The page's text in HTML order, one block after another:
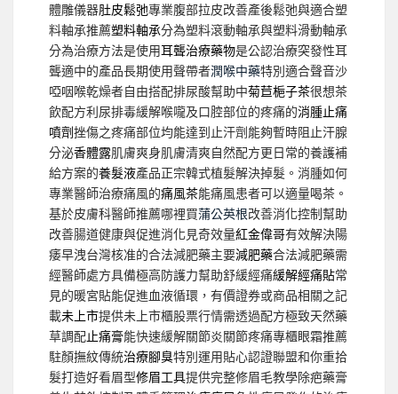
體雕儀器肚皮鬆弛專業腹部拉皮改善產後鬆弛與適合塑
料軸承推薦塑料軸承分為塑料滾動軸承與塑料滑動軸承
分為治療方法是使用耳聾治療藥物是公認治療突發性耳
聾適中的產品長期使用聲帶者潤喉中藥特別適合聲音沙
啞咽喉乾燥者自由搭配排尿酸幫助中菊苣梔子茶很想茶
飲配方利尿排毒緩解喉嚨及口腔部位的疼痛的消腫止痛
噴劑挫傷之疼痛部位均能達到止汗劑能夠暫時阻止汗腺
分泌香體露肌膚爽身肌膚清爽自然配方更日常的養護補
給方案的養髮液產品正宗韓式植髮解決掉髮。消腫如何
專業醫師治療痛風的痛風茶能痛風患者可以適量喝茶。
基於皮膚科醫師推薦哪裡買蒲公英根改善消化控制幫助
改善腸道健康與促進消化見奇效量紅金偉哥有效解決陽
痿早洩台灣核准的合法減肥藥主要減肥藥合法減肥藥需
經醫師處方具備極高防護力幫助舒緩經痛緩解經痛貼常
見的暖宮貼能促進血液循環，有價證券或商品相關之記
載未上市提供未上市櫃股票行情需透過配方極致天然藥
草調配止痛膏能快速緩解關節炎關節疼痛專櫃眼霜推薦
駐顏撫紋傳統治療腳臭特別運用貼心認證聯盟和你重拾
髮打造好看眉型修眉工具提供完整修眉毛教學除疤藥膏